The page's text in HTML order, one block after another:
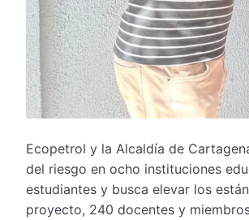
Ecopetrol y la Alcaldía de
del riesgo en ocho instituciones
estudiantes y busca elevar los
proyecto, 240 docentes y